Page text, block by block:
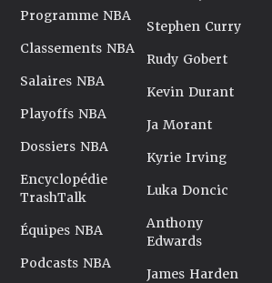
Programme NBA
Classements NBA
Salaires NBA
Playoffs NBA
Dossiers NBA
Encyclopédie
TrashTalk
Équipes NBA
Podcasts NBA
Stephen Curry
Rudy Gobert
Kevin Durant
Ja Morant
Kyrie Irving
Luka Doncic
Anthony
Edwards
James Harden